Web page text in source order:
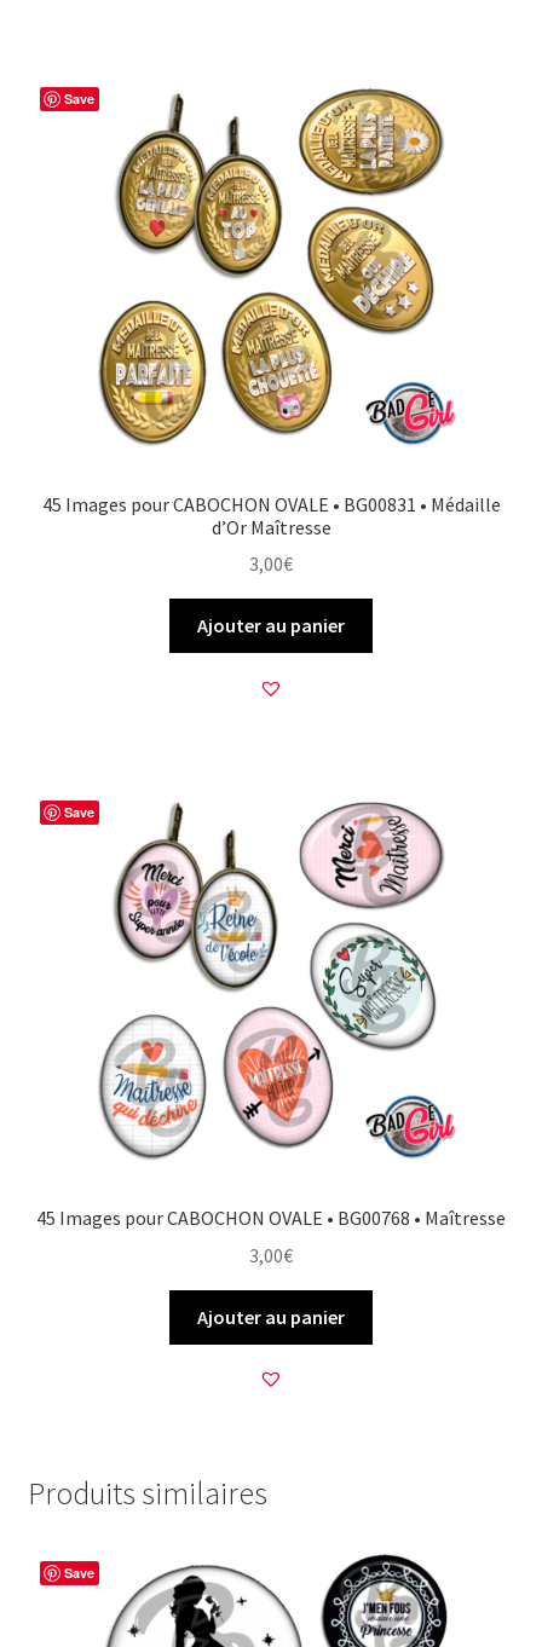
Save
45 Images pour CABOCHON OVALE • BG00831 • Médaille
d’Or Maîtresse
3,00€
Ajouter au panier
Save
45 Images pour CABOCHON OVALE • BG00768 • Maîtresse
3,00€
Ajouter au panier
Produits similaires
Save